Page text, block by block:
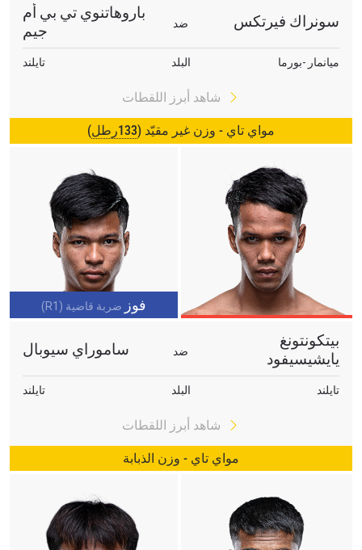
سونراك فيرتكس ضد
باروهاتنوي تي بي أم
جيم
ميانمار -بورما البلد تايلند
شاهد أبرز اللقطات
مواي تاي - وزن غير مقيّد (133رطل )
فوز ضربة قاضية (R1)
بيتكونتونغ
يايشيسيفود
ضد ساموراي سيوبال
تايلند البلد تايلند
شاهد أبرز اللقطات
مواي تاي - وزن الذبابة
ابق على اطّلاع
خذ بطولة "ون" معك أينما ذهبت! اشترك الآن للوصول
إلى آخر الأخبار، وفتح العروض الخاصة والحصول على
أفضل المقاعد لعروضنا الحية.